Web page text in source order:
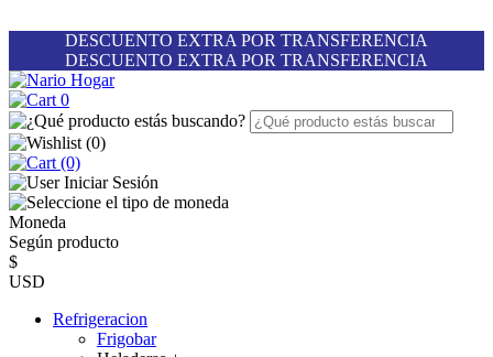
DESCUENTO EXTRA POR TRANSFERENCIA
DESCUENTO EXTRA POR TRANSFERENCIA
0
(0)
(0)
Iniciar Sesión
Moneda
Según producto
$
USD
Refrigeracion
Frigobar